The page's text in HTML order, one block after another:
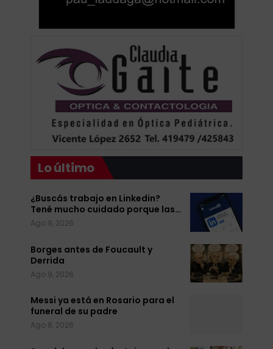
Lo último
¿Buscás trabajo en Linkedin?
Tené mucho cuidado porque las…
Ago 9, 2026
Borges antes de Foucault y
Derrida
Ago 9, 2026
Messi ya está en Rosario para el
funeral de su padre
Ago 8, 2026